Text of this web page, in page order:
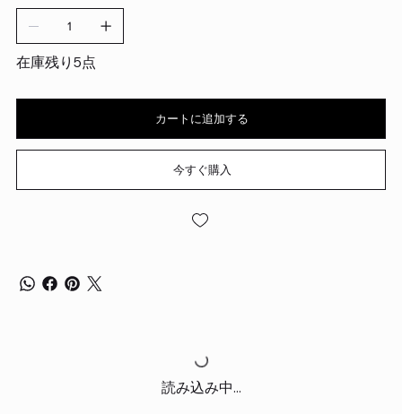
在庫残り5点
カートに追加する
今すぐ購入
読み込み中...